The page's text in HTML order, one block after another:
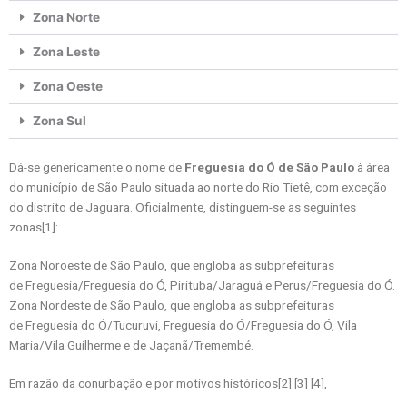
Zona Norte
Zona Leste
Zona Oeste
Zona Sul
Dá-se genericamente o nome de Freguesia do Ó de São Paulo à área
do município de São Paulo situada ao norte do Rio Tietê, com exceção
do distrito de Jaguara. Oficialmente, distinguem-se as seguintes
zonas[1]:
Zona Noroeste de São Paulo, que engloba as subprefeituras
de Freguesia/Freguesia do Ó, Pirituba/Jaraguá e Perus/Freguesia do Ó.
Zona Nordeste de São Paulo, que engloba as subprefeituras
de Freguesia do Ó/Tucuruvi, Freguesia do Ó/Freguesia do Ó, Vila
Maria/Vila Guilherme e de Jaçanã/Tremembé.
Em razão da conurbação e por motivos históricos[2] [3] [4],